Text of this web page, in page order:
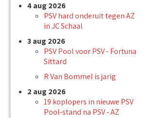
4 aug 2026
PSV hard onderuit tegen AZ
in JC Schaal
3 aug 2026
PSV Pool voor PSV - Fortuna
Sittard
R Van Bommel is jarig
2 aug 2026
19 koplopers in nieuwe PSV
Pool-stand na PSV - AZ